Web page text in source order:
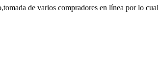
de varios compradores en línea por lo